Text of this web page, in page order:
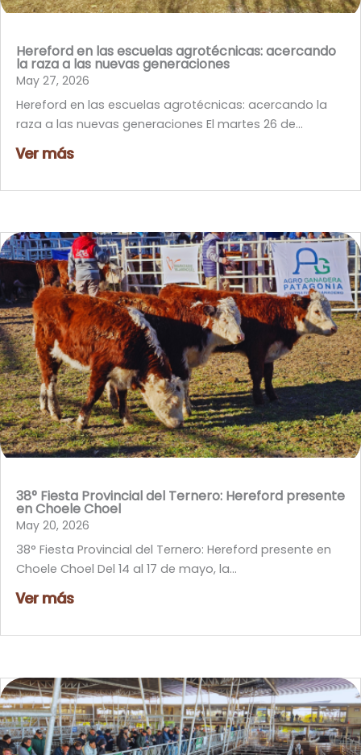
Hereford en las escuelas agrotécnicas: acercando
la raza a las nuevas generaciones
May 27, 2026
Hereford en las escuelas agrotécnicas: acercando la
raza a las nuevas generaciones El martes 26 de...
Ver más
38° Fiesta Provincial del Ternero: Hereford presente
en Choele Choel
May 20, 2026
38° Fiesta Provincial del Ternero: Hereford presente en
Choele Choel Del 14 al 17 de mayo, la...
Ver más